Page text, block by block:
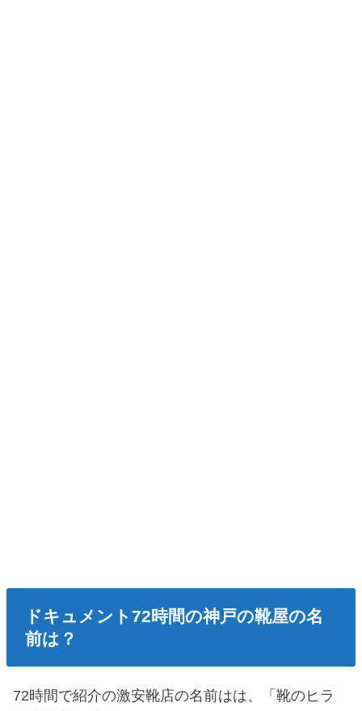
ドキュメント72時間の神戸の靴屋の名
前は？
72時間で紹介の激安靴店の名前はは、「靴のヒラ